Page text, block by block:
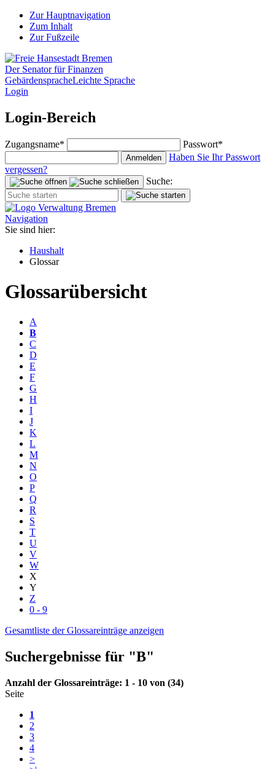
Zur Hauptnavigation
Zum Inhalt
Zur Fußzeile
Der Senator für Finanzen
GebärdenspracheLeichte Sprache
Login
Login-Bereich
Zugangsname* Passwort*
Anmelden
Haben Sie Ihr Passwort
vergessen?
Suche:
Navigation
Sie sind hier:
Haushalt
Glossar
Glossarübersicht
A
B
C
D
E
F
G
H
I
J
K
L
M
N
O
P
Q
R
S
T
U
V
W
X
Y
Z
0 - 9
Gesamtliste der Glossareinträge anzeigen
Suchergebnisse für "B"
Anzahl der Glossareinträge: 1 - 10 von (34)
Seite
1
2
3
4
>